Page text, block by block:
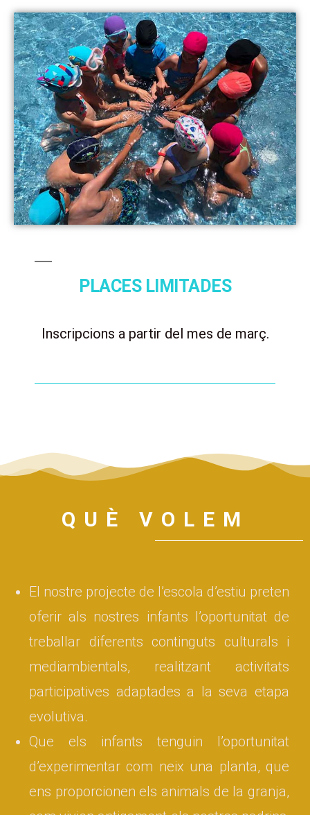
PLACES LIMITADES
Inscripcions a partir del mes de març.
QUÈ VOLEM
El nostre projecte de l’escola d’estiu preten
oferir als nostres infants l’oportunitat de
treballar diferents continguts culturals i
mediambientals, realitzant activitats
participatives adaptades a la seva etapa
evolutiva.
Que els infants tenguin l’oportunitat
d’experimentar com neix una planta, que
ens proporcionen els animals de la granja,